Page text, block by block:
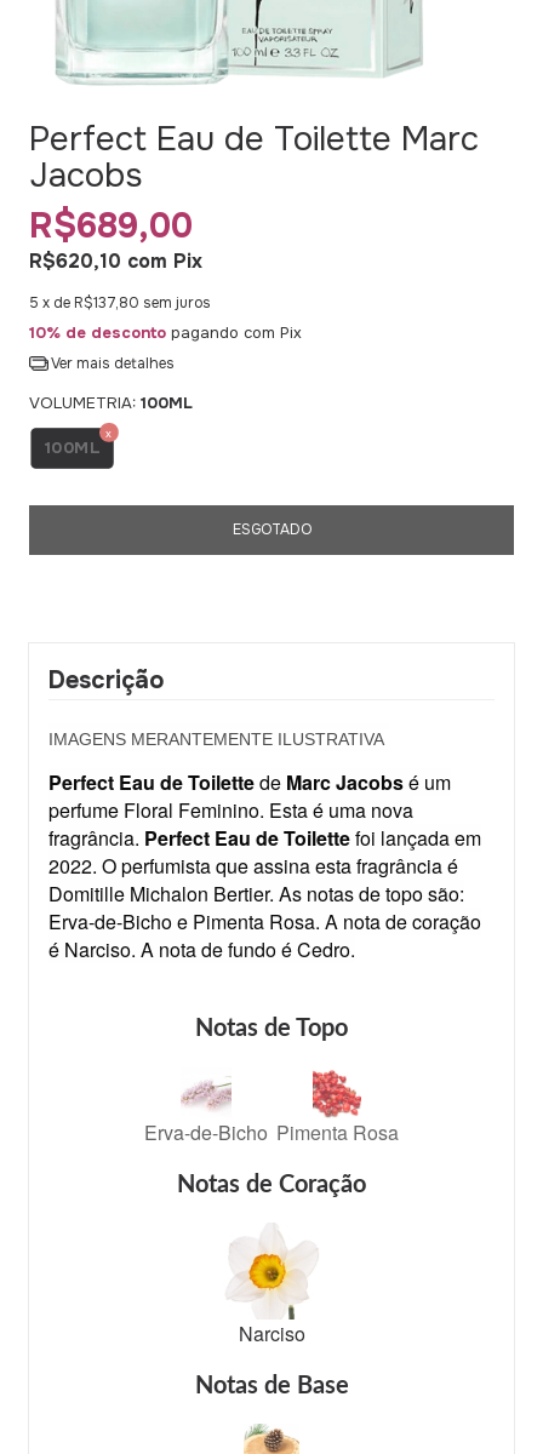
Perfect Eau de Toilette Marc
Jacobs
R$689,00
R$620,10 com Pix
5 x de R$137,80 sem juros
10% de desconto pagando com Pix
Ver mais detalhes
VOLUMETRIA: 100ML
100ML
Descrição
IMAGENS MERANTEMENTE ILUSTRATIVA
Perfect Eau de Toilettede Marc Jacobsé um
perfume Floral Feminino. Esta é uma nova
fragrância. Perfect Eau de Toilettefoi lançada em
2022. O perfumista que assina esta fragrância é
Domitille Michalon Bertier. As notas de topo são:
Erva-de-Bicho e Pimenta Rosa. A nota de coração
é Narciso. A nota de fundo é Cedro.
Notas de Topo
Erva-de-Bicho Pimenta Rosa
Notas de Coração
Narciso
Notas de Base